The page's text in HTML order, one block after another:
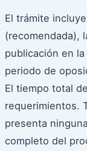
El trámite
(recomendada),
publicación en
periodo de
El tiempo total
requerimientos.
presenta
completo del